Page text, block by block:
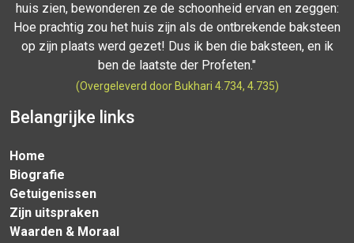
huis zien, bewonderen ze de schoonheid ervan en zeggen:
Hoe prachtig zou het huis zijn als de ontbrekende baksteen
op zijn plaats werd gezet! Dus ik ben die baksteen, en ik
ben de laatste der Profeten."
(Overgeleverd door Bukhari 4.734, 4.735)
Belangrijke links
Home
Biografie
Getuigenissen
Zijn uitspraken
Waarden & Moraal